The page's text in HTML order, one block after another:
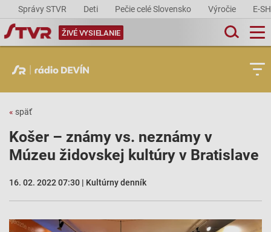
Správy STVR Deti Pečie celé Slovensko Výročie E-
ŽIVÉ VYSIELANIE
« späť
Košer – známy vs. neznámy v
Múzeu židovskej kultúry v Bratislave
16. 02. 2022 07:30 | Kultúrny denník